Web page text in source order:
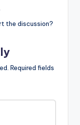
the discussion?
Required fields